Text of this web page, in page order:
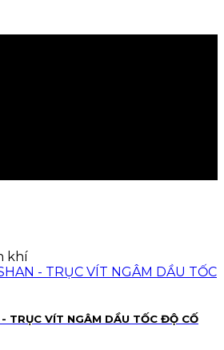
khí
- TRỤC VÍT NGÂM DẦU TỐC ĐỘ CỐ